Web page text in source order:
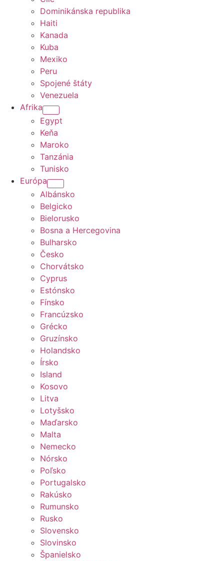
Dominikánska republika
Haiti
Kanada
Kuba
Mexiko
Peru
Spojené štáty
Venezuela
Afrika
Egypt
Keňa
Maroko
Tanzánia
Tunisko
Európa
Albánsko
Belgicko
Bielorusko
Bosna a Hercegovina
Bulharsko
Česko
Chorvátsko
Cyprus
Estónsko
Fínsko
Francúzsko
Grécko
Gruzínsko
Holandsko
Írsko
Island
Kosovo
Litva
Lotyšsko
Maďarsko
Malta
Nemecko
Nórsko
Poľsko
Portugalsko
Rakúsko
Rumunsko
Rusko
Slovensko
Slovinsko
Španielsko